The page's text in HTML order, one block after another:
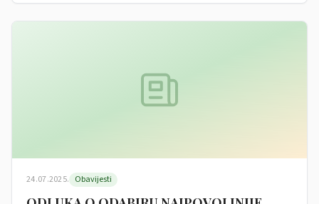
24.07.2025. Obavijesti